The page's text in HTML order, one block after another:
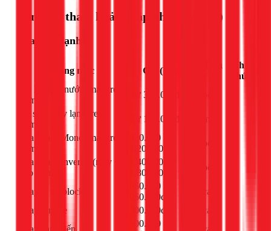
Bảng giá tham khảo (Cập nhật 03/2026)
Sửa máy lạnh
Hạng mục Giá (VNĐ)
Ghi
chú
Xử lý chảy nước (máy treo
tường)
Từ 300.000đ
Vệ sinh máy lạnh treo
tường
Từ 150.000đ
Sửa board Mono (máy treo
tường)
800.000 -
1.200.000đ
bộ
Sửa board Inverter (máy
treo tường)
1.400.000 -
1.800.000đ
bộ
Thay tụ đề block
650.000 -
950.000đ
cái
Thay remote
300.000đ cái
Thay cảm biến
600.000 -
cái